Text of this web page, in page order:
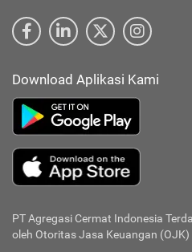
Download Aplikasi Kami
PT Agregasi Cermat Indonesia
oleh Otoritas Jasa Keuangan (OJK)